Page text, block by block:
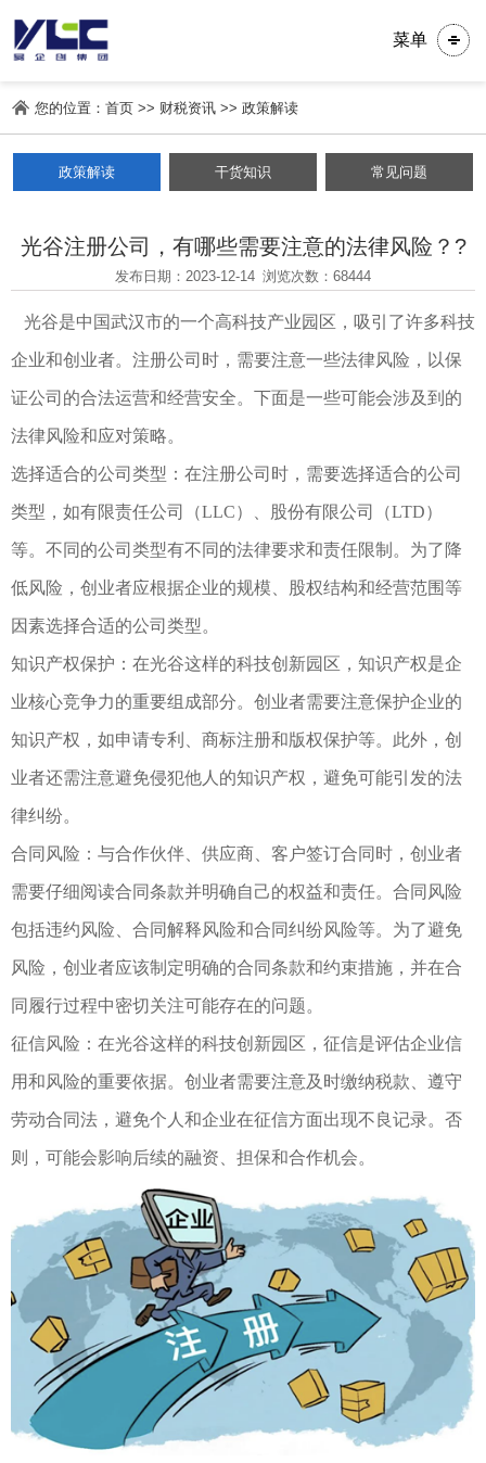
菜单
您的位置：首页 >> 财税资讯 >>政策解读
政策解读 干货知识 常见问题
光谷注册公司，有哪些需要注意的法律风险？?
发布日期：2023-12-14 浏览次数：68444
光谷是中国武汉市的一个高科技产业园区，吸引了许多科技
企业和创业者。注册公司时，需要注意一些法律风险，以保
证公司的合法运营和经营安全。下面是一些可能会涉及到的
法律风险和应对策略。
选择适合的公司类型：在注册公司时，需要选择适合的公司
类型，如有限责任公司（LLC）、股份有限公司（LTD）
等。不同的公司类型有不同的法律要求和责任限制。为了降
低风险，创业者应根据企业的规模、股权结构和经营范围等
因素选择合适的公司类型。
知识产权保护：在光谷这样的科技创新园区，知识产权是企
业核心竞争力的重要组成部分。创业者需要注意保护企业的
知识产权，如申请专利、商标注册和版权保护等。此外，创
业者还需注意避免侵犯他人的知识产权，避免可能引发的法
律纠纷。
合同风险：与合作伙伴、供应商、客户签订合同时，创业者
需要仔细阅读合同条款并明确自己的权益和责任。合同风险
包括违约风险、合同解释风险和合同纠纷风险等。为了避免
风险，创业者应该制定明确的合同条款和约束措施，并在合
同履行过程中密切关注可能存在的问题。
征信风险：在光谷这样的科技创新园区，征信是评估企业信
用和风险的重要依据。创业者需要注意及时缴纳税款、遵守
劳动合同法，避免个人和企业在征信方面出现不良记录。否
则，可能会影响后续的融资、担保和合作机会。